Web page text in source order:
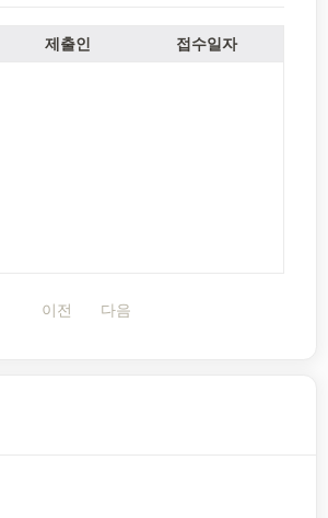
제출인 접수일자
이전 다음